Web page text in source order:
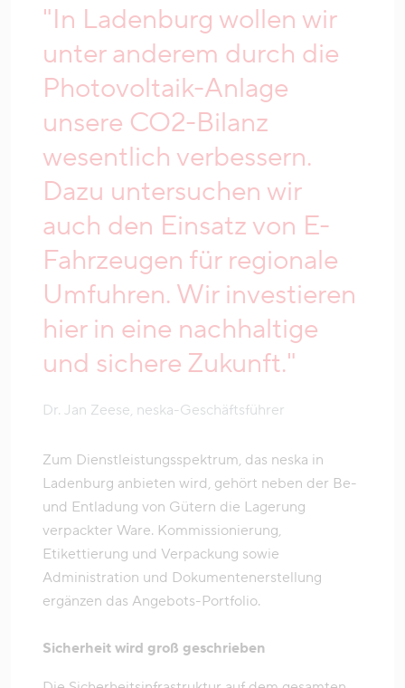
"In Ladenburg wollen wir
unter anderem durch die
Photovoltaik-Anlage
unsere CO2-Bilanz
wesentlich verbessern.
Dazu untersuchen wir
auch den Einsatz von E-
Fahrzeugen für regionale
Umfuhren. Wir investieren
hier in eine nachhaltige
und sichere Zukunft."
Dr. Jan Zeese, neska-Geschäftsführer
Zum Dienstleistungsspektrum, das neska in
Ladenburg anbieten wird, gehört neben der Be-
und Entladung von Gütern die Lagerung
verpackter Ware. Kommissionierung,
Etikettierung und Verpackung sowie
Administration und Dokumentenerstellung
ergänzen das Angebots-Portfolio.
Sicherheit wird groß geschrieben